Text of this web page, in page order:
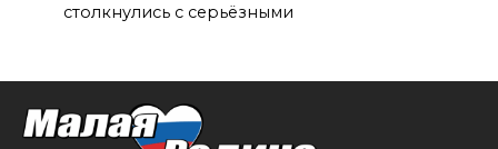
столкнулись с серьёзными